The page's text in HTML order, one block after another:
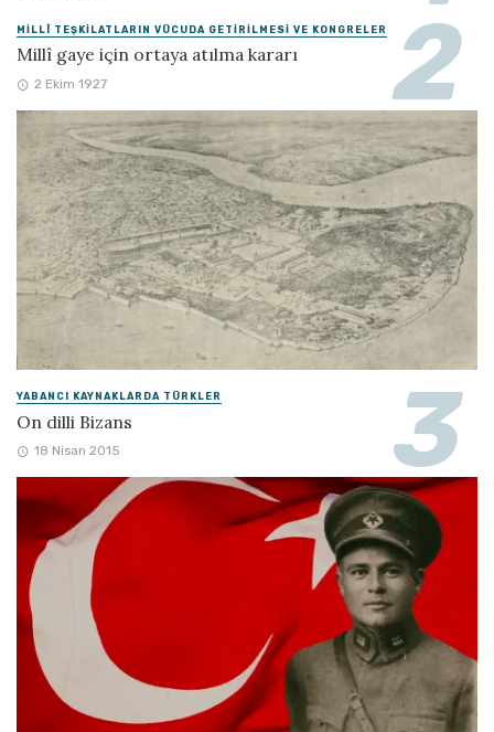
MILLÎ TEŞKILATLARIN VÜCUDA GETIRILMESI VE KONGRELER
Millî gaye için ortaya atılma kararı
2 Ekim 1927
YABANCI KAYNAKLARDA TÜRKLER
On dilli Bizans
18 Nisan 2015